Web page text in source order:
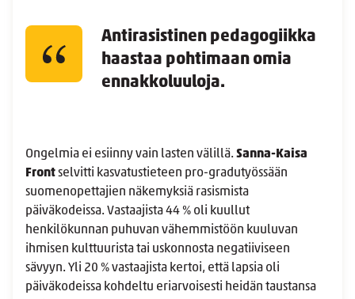
Antirasistinen pedagogiikka
haastaa pohtimaan omia
ennakkoluuloja.
Ongelmia ei esiinny vain lasten välillä. Sanna-Kaisa
Frontselvitti kasvatustieteen pro-gradutyössään
suomenopettajien näkemyksiä rasismista
päiväkodeissa. Vastaajista 44 % oli kuullut
henkilökunnan puhuvan vähemmistöön kuuluvan
ihmisen kulttuurista tai uskonnosta negatiiviseen
sävyyn. Yli 20 % vastaajista kertoi, että lapsia oli
päiväkodeissa kohdeltu eriarvoisesti heidän taustansa